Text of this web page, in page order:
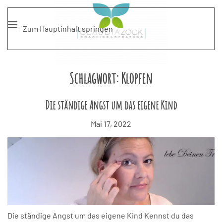
Zum Hauptinhalt springen
Schlagwort:Klopfen
Die ständige Angst um das eigene Kind
Mai 17, 2022
Die ständige Angst um das eigene Kind Kennst du das